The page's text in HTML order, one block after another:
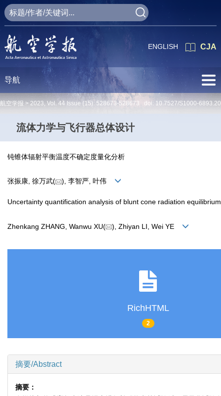
CJA
ENGLISH
导航
航空学报 > 2023, Vol. 44 Issue (15): 528673-528673 doi: 10.7527/S1000-
流体力学与飞行器总体设计
钝锥体辐射平衡温度不确定度量化分析
张振康, 徐万武( ), 李智严, 叶伟
Uncertainty quantification analysis of blunt cone radiation
Zhenkang ZHANG, Wanwu XU( ), Zhiyan LI, Wei YE
RichHTML
2
摘要/Abstract
摘要：